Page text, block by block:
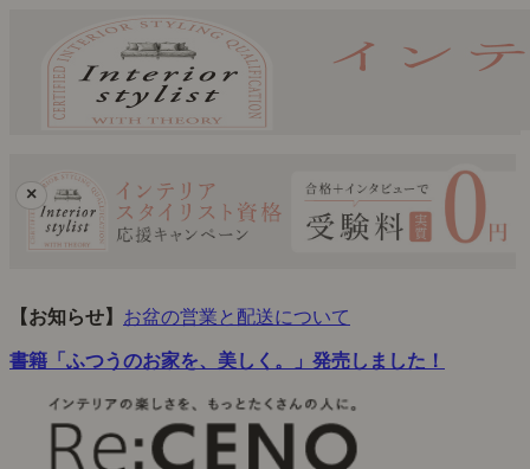
×
【お知らせ】 お盆の営業と配送について
書籍「ふつうのお家を、美しく。」発売しました！